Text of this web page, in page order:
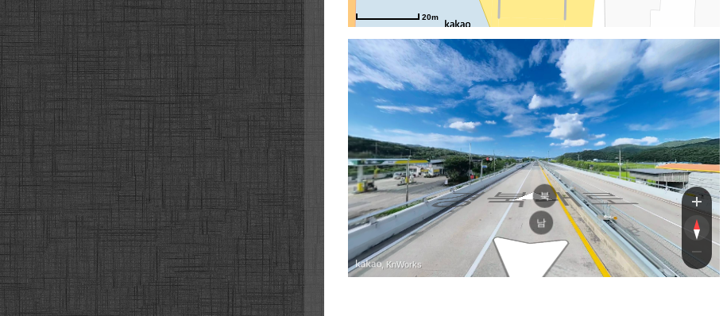
20m
경북대로
경북대로
북
남
, KnWorks